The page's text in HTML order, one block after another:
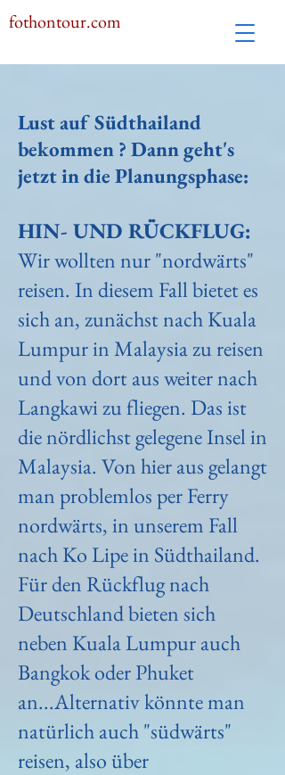
fothontour.com
Lust auf Südthailand
bekommen ? Dann geht's
jetzt in die Planungsphase:
HIN- UND RÜCKFLUG:
Wir wollten nur "nordwärts"
reisen. In diesem Fall bietet es
sich an, zunächst nach Kuala
Lumpur in Malaysia zu reisen
und von dort aus weiter nach
Langkawi zu fliegen. Das ist
die nördlichst gelegene Insel in
Malaysia. Von hier aus gelangt
man problemlos per Ferry
nordwärts, in unserem Fall
nach Ko Lipe in Südthailand.
Für den Rückflug nach
Deutschland bieten sich
neben Kuala Lumpur auch
Bangkok oder Phuket
an...Alternativ könnte man
natürlich auch "südwärts"
reisen, also über